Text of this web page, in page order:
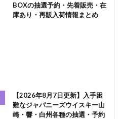
BOXの抽選予約・先着販売・在
庫あり・再販入荷情報まとめ
【2026年8月7日更新】入手困
難なジャパニーズウイスキー山
崎・響・白州各種の抽選・予約